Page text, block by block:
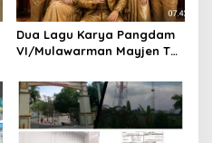
Dua Lagu Karya Pangdam
VI/Mulawarman Mayjen TNI
Singing Competition HUT
Ke-81 RI